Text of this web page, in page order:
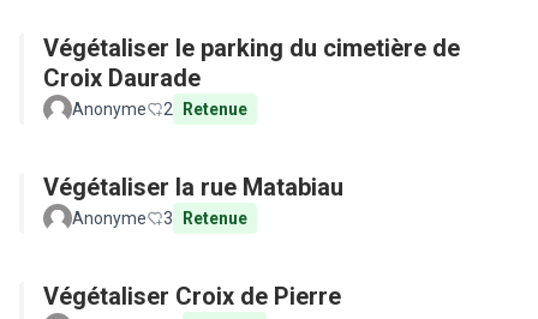
Végétaliser le parking du cimetière de
Croix Daurade
Anonyme 2 Retenue
Végétaliser la rue Matabiau
Anonyme 3 Retenue
Végétaliser Croix de Pierre